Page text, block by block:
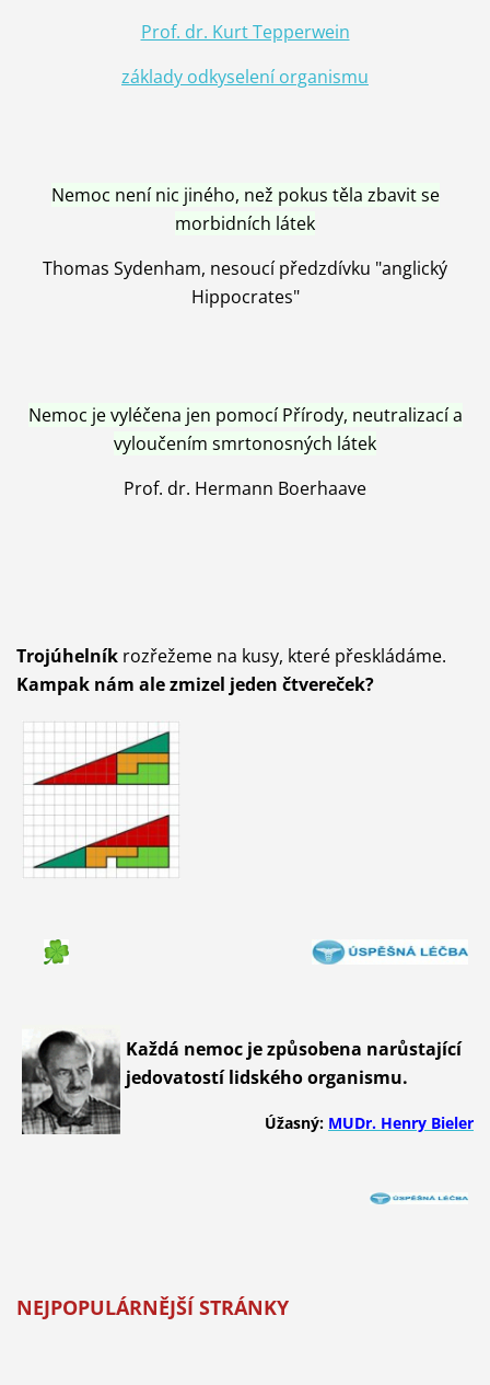
Prof. dr. Kurt Tepperwein
základy odkyselení organismu
Nemoc není nic jiného, než pokus těla zbavit se
morbidních látek
Thomas Sydenham, nesoucí předzdívku "anglický
Hippocrates"
Nemoc je vyléčena jen pomocí Přírody, neutralizací a
vyloučením smrtonosných látek
Prof. dr. Hermann Boerhaave
Trojúhelníkrozřežeme na kusy, které přeskládáme.
Kampak nám ale zmizel jeden čtvereček?
Každá nemoc je způsobena narůstající
jedovatostí lidského organismu.
Úžasný: MUDr. Henry Bieler
NEJPOPULÁRNĚJŠÍ STRÁNKY